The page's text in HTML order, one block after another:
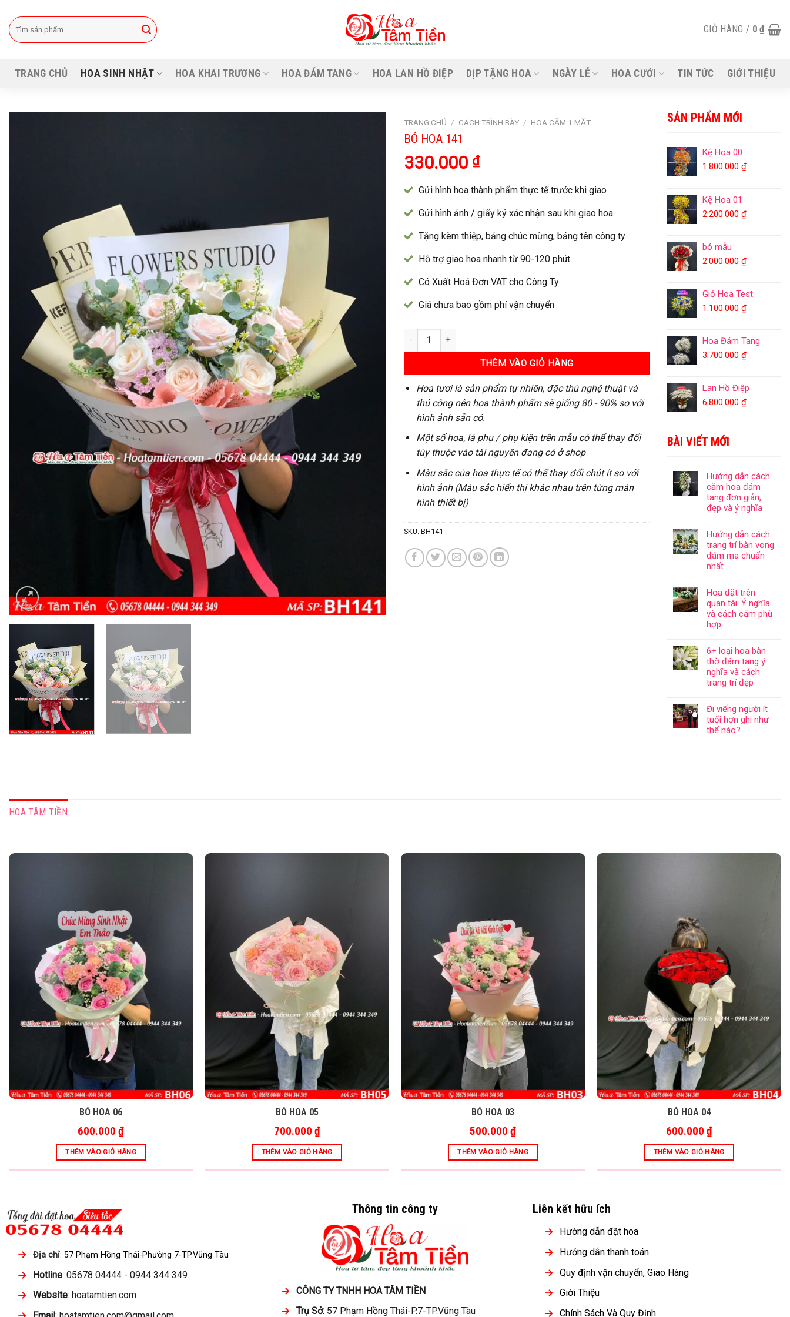
qua
nội
Tìm
kiếm:
GIỎ HÀNG / 0₫
TRANG CHỦ HOA SINH NHẬT HOA KHAI TRƯƠNG HOA ĐÁM TANG HOA LAN HỒ ĐIỆP DỊP TẶNG HOA NGÀY LỄ HOA CƯỚI TIN TỨC GIỚI THIỆU
TRANG CHỦ / CÁCH TRÌNH BÀY / HOA CẮM 1 MẶT
BÓ HOA 141
330.000 ₫
Gửi hình hoa thành phẩm thực tế trước khi giao
Gửi hình ảnh / giấy ký xác nhận sau khi giao hoa
Tặng kèm thiệp, bảng chúc mừng, bảng tên công ty
Hỗ trợ giao hoa nhanh từ 90-120 phút
Có Xuất Hoá Đơn VAT cho Công Ty
Giá chưa bao gồm phí vận chuyển
Bó Hoa 141 số lượng
THÊM VÀO GIỎ HÀNG
Hoa tươi là sản phẩm tự nhiên, đặc thù nghệ thuật và
thủ công nên hoa thành phẩm sẽ giống 80 - 90% so với
hình ảnh sẵn có.
Một số hoa, lá phụ / phụ kiện trên mẫu có thể thay đổi
tùy thuộc vào tài nguyên đang có ở shop
Màu sắc của hoa thực tế có thể thay đổi chút ít so với
hình ảnh (Màu sắc hiển thị khác nhau trên từng màn
hình thiết bị)
SKU: BH141
SẢN PHẨM MỚI
Kệ Hoa 00
1.800.000 ₫
Kệ Hoa 01
2.200.000 ₫
bó mẫu
2.000.000 ₫
Giỏ Hoa Test
1.100.000 ₫
Hoa Đám Tang
3.700.000 ₫
Lan Hồ Điệp
6.800.000 ₫
BÀI VIẾT MỚI
Hướng dẫn cách
cắm hoa đám
tang đơn giản,
đẹp và ý nghĩa
Hướng dẫn cách
trang trí bàn vong
đám ma chuẩn
nhất
Hoa đặt trên
quan tài: Ý nghĩa
và cách cắm phù
hợp
6+ loại hoa bàn
thờ đám tang ý
nghĩa và cách
trang trí đẹp
Đi viếng người ít
tuổi hơn ghi như
thế nào?
HOA TÂM TIỀN
BÓ HOA 06
600.000₫
THÊM VÀO GIỎ HÀNG
BÓ HOA 05
700.000 ₫
THÊM VÀO GIỎ HÀNG
BÓ HOA 03
500.000₫
THÊM VÀO GIỎ HÀNG
BÓ HOA 04
600.000 ₫
THÊM VÀO GIỎ HÀNG
Địa chỉ: 57 Phạm Hồng Thái-Phường 7-TP.Vũng Tàu
Hotline: 05678 04444 - 0944 344 349
Website: hoatamtien.com
Thông tin công ty
CÔNG TY TNHH HOA TÂM TIỀN
Trụ Sở: 57 Phạm Hồng Thái-P.7-TP.Vũng Tàu
Liên kết hữu ích
Hướng dẫn đặt hoa
Hướng dẫn thanh toán
Quy định vận chuyển, Giao Hàng
Giới Thiệu
Chính Sách Và Quy Định